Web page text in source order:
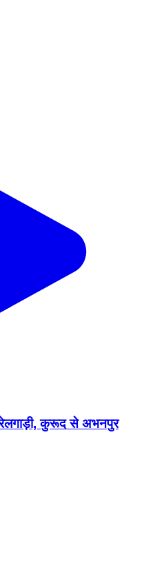
रेलगाड़ी, कुरूद से अभनपुर